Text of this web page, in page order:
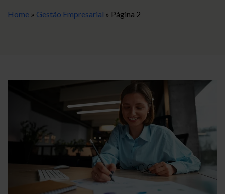
Home » Gestão Empresarial » Página 2